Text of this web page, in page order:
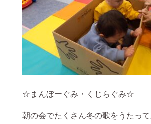
☆まんぼーぐみ・くじらぐみ☆
朝の会でたくさん冬の歌をうたっ